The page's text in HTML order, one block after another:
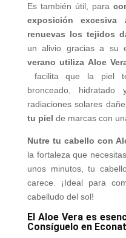
Es también útil, para
exposición excesiva
renuevas los tejidos
un alivio gracias a su
verano utiliza Aloe
facilita que la piel
bronceado,
radiaciones solares
tu piel de marcas con
Nutre tu cabello con
la fortaleza que
unos minutos, tu
carece. ¡Ideal para
cabelludo del sol!
El Aloe Vera es
Consíguelo en